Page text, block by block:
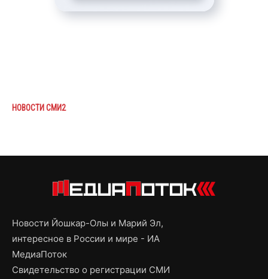
НОВОСТИ СМИ2
Новости Йошкар-Олы и Марий Эл,
интересное в России и мире - ИА
МедиаПоток
Свидетельство о регистрации СМИ